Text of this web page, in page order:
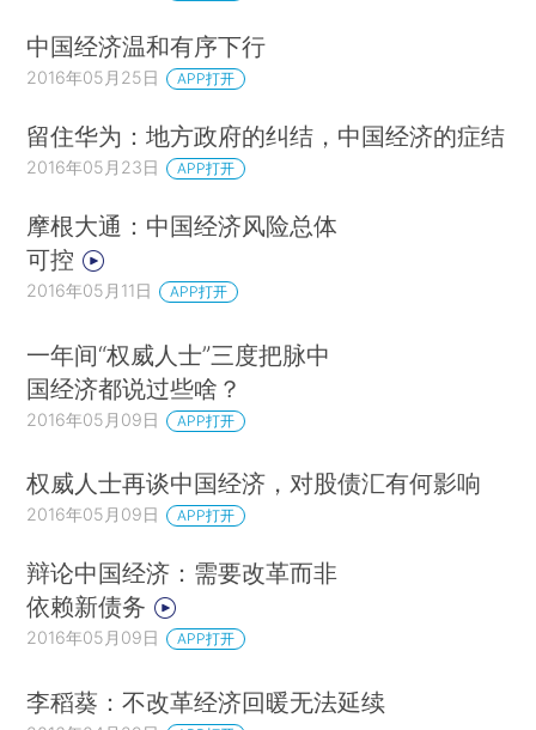
中国经济温和有序下行
2016年05月25日 APP打开
留住华为：地方政府的纠结，中国经济的症结
2016年05月23日 APP打开
摩根大通：中国经济风险总体
可控
2016年05月11日 APP打开
一年间“权威人士”三度把脉中
国经济都说过些啥？
2016年05月09日 APP打开
权威人士再谈中国经济，对股债汇有何影响
2016年05月09日 APP打开
辩论中国经济：需要改革而非
依赖新债务
2016年05月09日 APP打开
李稻葵：不改革经济回暖无法延续